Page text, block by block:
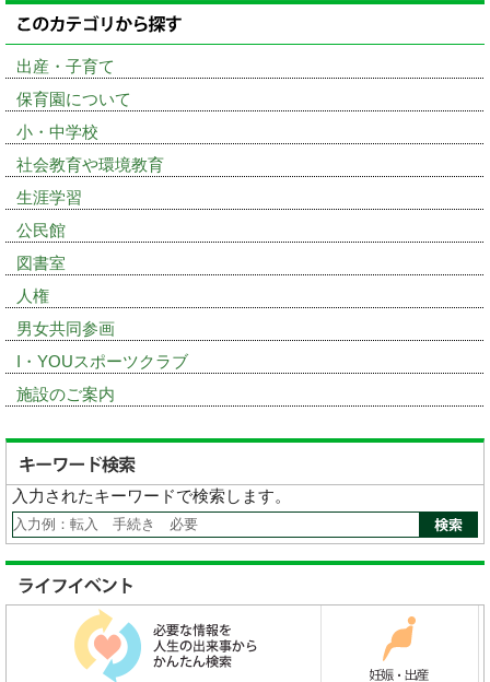
出産・子育て
保育園について
小・中学校
社会教育や環境教育
生涯学習
公民館
図書室
人権
男女共同参画
I・YOUスポーツクラブ
施設のご案内
入力されたキーワードで検索します。